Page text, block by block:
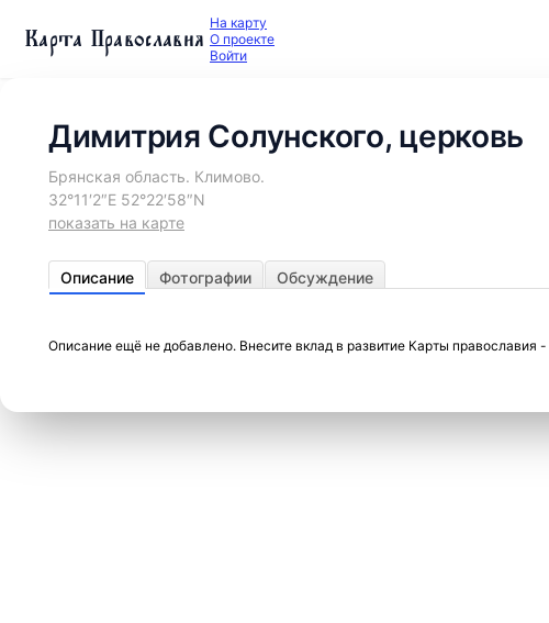
Карта Православия На карту
О проекте
Войти
Димитрия Солунского, церковь
Брянская область. Климово.
32°11′2″E 52°22′58″N
показать на карте
Описание Фотографии Обсуждение
Описание ещё не добавлено. Внесите вклад в развитие Карты православия -